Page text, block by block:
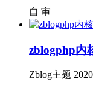
自 审
zblogphp内
Zblog主题